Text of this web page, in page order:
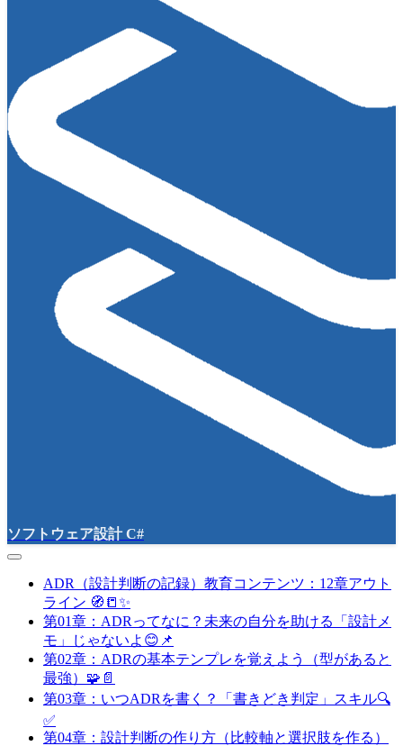
ソフトウェア設計 C#
ADR（設計判断の記録）教育コンテンツ：12章アウト
ライン 🧭📒✨
第01章：ADRってなに？未来の自分を助ける「設計メ
モ」じゃないよ😊📌
第02章：ADRの基本テンプレを覚えよう（型があると
最強）🧩📄
第03章：いつADRを書く？「書きどき判定」スキル🔍
✅
第04章：設計判断の作り方（比較軸と選択肢を作る）